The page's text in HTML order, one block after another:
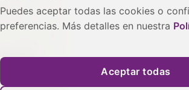
Puedes aceptar todas las cookies o
preferencias. Más detalles en nuestra
Aceptar todas